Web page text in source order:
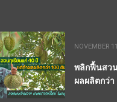
NOVEMBER
พลิกฟื้นสว
ผลผลิตกว่